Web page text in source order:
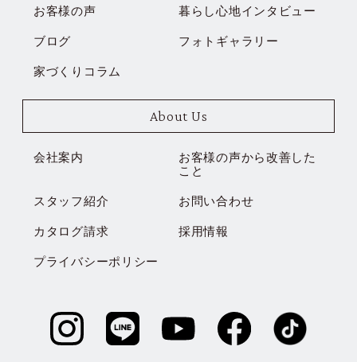
お客様の声
暮らし心地インタビュー
ブログ
フォトギャラリー
家づくりコラム
About Us
会社案内 お客様の声から改善した
こと
スタッフ紹介
お問い合わせ
カタログ請求
採用情報
プライバシーポリシー